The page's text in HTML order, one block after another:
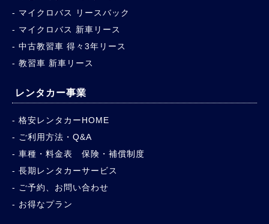
マイクロバス リースバック
マイクロバス 新車リース
中古教習車 得々3年リース
教習車 新車リース
レンタカー事業
格安レンタカーHOME
ご利用方法・Q&A
車種・料金表 保険・補償制度
長期レンタカーサービス
ご予約、お問い合わせ
お得なプラン